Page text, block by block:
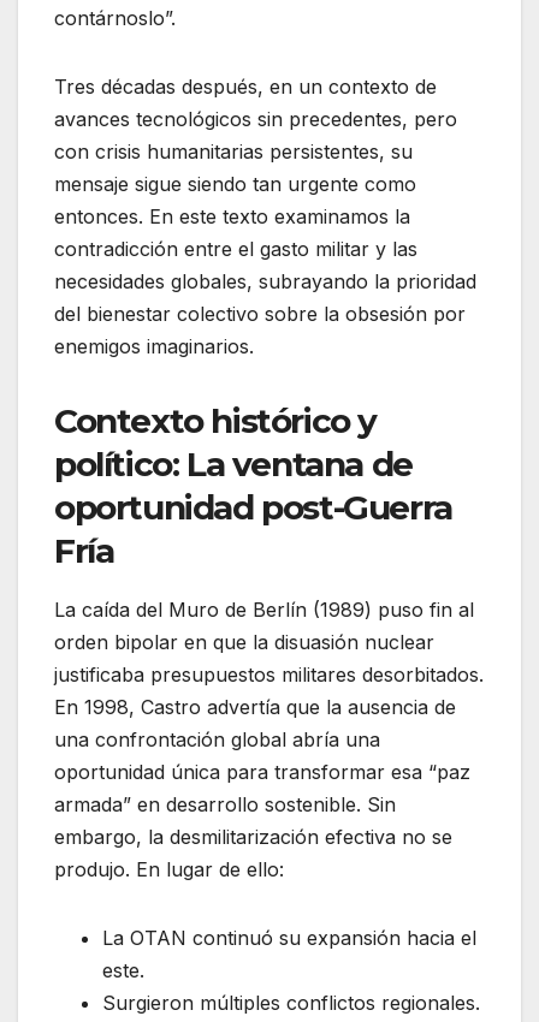
contárnoslo”.
Tres décadas después, en un contexto de
avances tecnológicos sin precedentes, pero
con crisis humanitarias persistentes, su
mensaje sigue siendo tan urgente como
entonces. En este texto examinamos la
contradicción entre el gasto militar y las
necesidades globales, subrayando la prioridad
del bienestar colectivo sobre la obsesión por
enemigos imaginarios.
Contexto histórico y
político: La ventana de
oportunidad post-Guerra
Fría
La caída del Muro de Berlín (1989) puso fin al
orden bipolar en que la disuasión nuclear
justificaba presupuestos militares desorbitados.
En 1998, Castro advertía que la ausencia de
una confrontación global abría una
oportunidad única para transformar esa “paz
armada” en desarrollo sostenible. Sin
embargo, la desmilitarización efectiva no se
produjo. En lugar de ello:
La OTAN continuó su expansión hacia el
este.
Surgieron múltiples conflictos regionales.